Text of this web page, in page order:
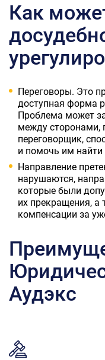
Как
Переговоры. Это
доступная форма
Проблема может
между сторонами,
переговорщик,
и помочь им найти
Направление
нарушаются,
которые были
их прекращения, а
компенсации за
Аудэкс